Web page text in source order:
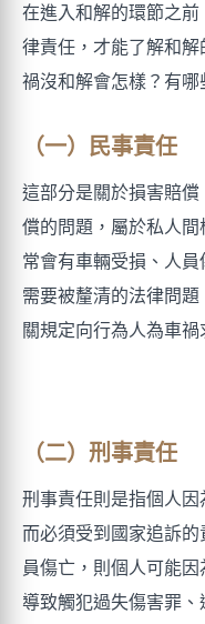
在進入和解的環節之
律責任，才能了解和
禍沒和解會怎樣？有哪
（一）民事責任
這部分是關於損害賠
償的問題，屬於私人
常會有車輛受損、人
需要被釐清的法律問
關規定向行為人為車禍
（二）刑事責任
刑事責任則是指個人因
而必須受到國家追訴
員傷亡，則個人可能
導致觸犯過失傷害罪